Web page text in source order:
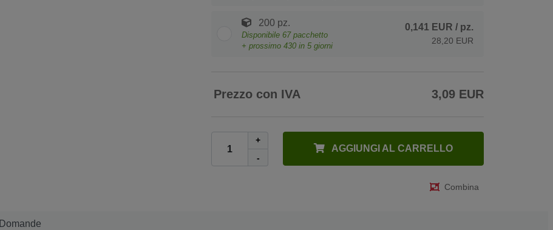
200 pz.
Disponibile 67 pacchetto
+ prossimo 430 in 5 giorni
0,141 EUR / pz.
28,20 EUR
Prezzo con IVA 3,09 EUR
+
-
AGGIUNGI AL CARRELLO
Combina
Domande